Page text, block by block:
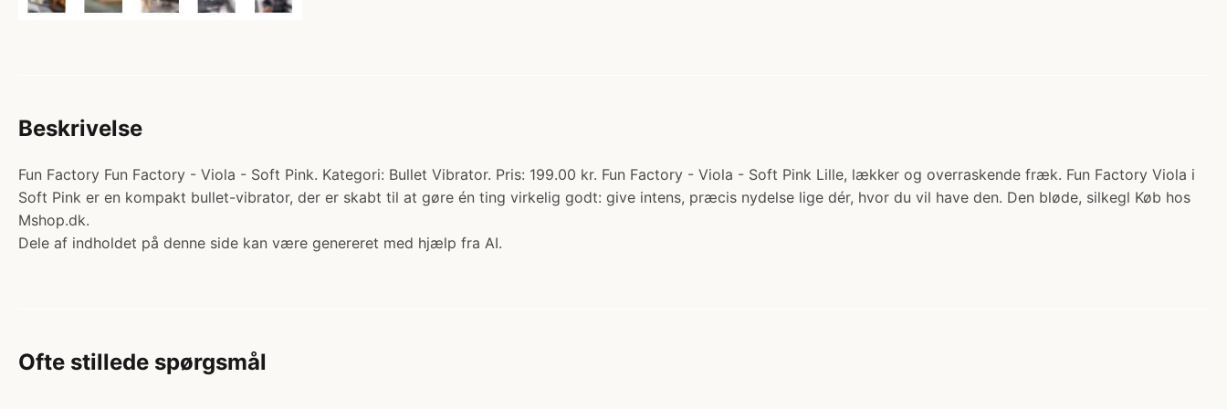
Beskrivelse
Fun Factory Fun Factory - Viola - Soft Pink. Kategori: Bullet Vibrator. Pris: 199.00 kr. Fun Factory - Viola - Soft Pink Lille, lækker og overraskende fræk. Fun Factory Viola i
Soft Pink er en kompakt bullet-vibrator, der er skabt til at gøre én ting virkelig godt: give intens, præcis nydelse lige dér, hvor du vil have den. Den bløde, silkegl Køb hos
Mshop.dk.
Dele af indholdet på denne side kan være genereret med hjælp fra AI.
Ofte stillede spørgsmål